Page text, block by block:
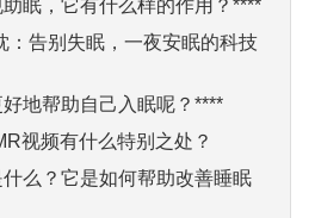
眠，它有什么样的作用？****
：告别失眠，一夜安眠的科技
地帮助自己入眠呢？****
视频有什么特别之处？
么？它是如何帮助改善睡眠